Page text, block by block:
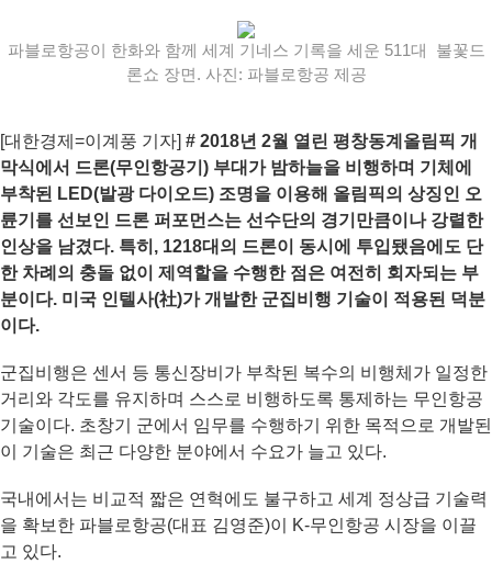
파블로항공이 한화와 함께 세계 기네스 기록을 세운 511대 불꽃드
론쇼 장면. 사진: 파블로항공 제공
[대한경제=이계풍 기자] # 2018년 2월 열린 평창동계올림픽 개
막식에서 드론(무인항공기) 부대가 밤하늘을 비행하며 기체에
부착된 LED(발광 다이오드) 조명을 이용해 올림픽의 상징인 오
륜기를 선보인 드론 퍼포먼스는 선수단의 경기만큼이나 강렬한
인상을 남겼다. 특히, 1218대의 드론이 동시에 투입됐음에도 단
한 차례의 충돌 없이 제역할을 수행한 점은 여전히 회자되는 부
분이다. 미국 인텔사(社)가 개발한 군집비행 기술이 적용된 덕분
이다.
군집비행은 센서 등 통신장비가 부착된 복수의 비행체가 일정한
거리와 각도를 유지하며 스스로 비행하도록 통제하는 무인항공
기술이다. 초창기 군에서 임무를 수행하기 위한 목적으로 개발된
이 기술은 최근 다양한 분야에서 수요가 늘고 있다.
국내에서는 비교적 짧은 연혁에도 불구하고 세계 정상급 기술력
을 확보한 파블로항공(대표 김영준)이 K-무인항공 시장을 이끌
고 있다.